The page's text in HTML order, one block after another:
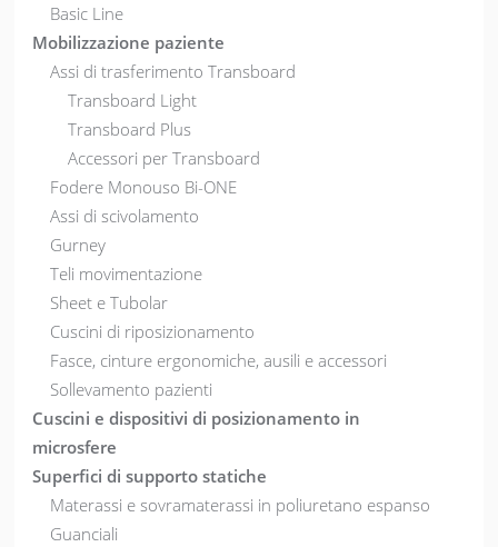
Basic Line
Mobilizzazione paziente
Assi di trasferimento Transboard
Transboard Light
Transboard Plus
Accessori per Transboard
Fodere Monouso Bi-ONE
Assi di scivolamento
Gurney
Teli movimentazione
Sheet e Tubolar
Cuscini di riposizionamento
Fasce, cinture ergonomiche, ausili e accessori
Sollevamento pazienti
Cuscini e dispositivi di posizionamento in
microsfere
Superfici di supporto statiche
Materassi e sovramaterassi in poliuretano espanso
Guanciali